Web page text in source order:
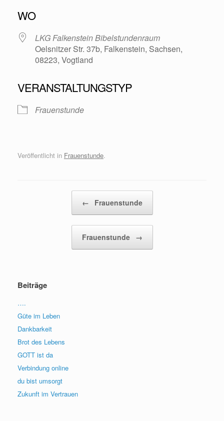
WO
LKG Falkenstein Bibelstundenraum
Oelsnitzer Str. 37b, Falkenstein, Sachsen,
08223, Vogtland
VERANSTALTUNGSTYP
Frauenstunde
Veröffentlicht in Frauenstunde.
← Frauenstunde
Frauenstunde →
Beiträge
….
Güte im Leben
Dankbarkeit
Brot des Lebens
GOTT ist da
Verbindung online
du bist umsorgt
Zukunft im Vertrauen